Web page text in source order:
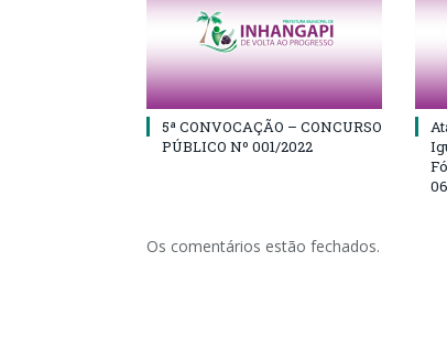
5ª CONVOCAÇÃO – CONCURSO
PÚBLICO Nº 001/2022
Os comentários estão fechados.